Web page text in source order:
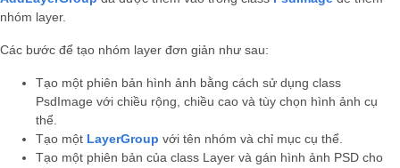
nhóm layer.
Các bước để tạo nhóm layer đơn giản như sau:
Tạo một phiên bản hình ảnh bằng cách sử dụng class
PsdImage với chiều rộng, chiều cao và tùy chọn hình ảnh cụ
thể.
Tạo một LayerGroup với tên nhóm và chỉ mục cụ thể.
Tạo một phiên bản của class Layer và gán hình ảnh PSD cho